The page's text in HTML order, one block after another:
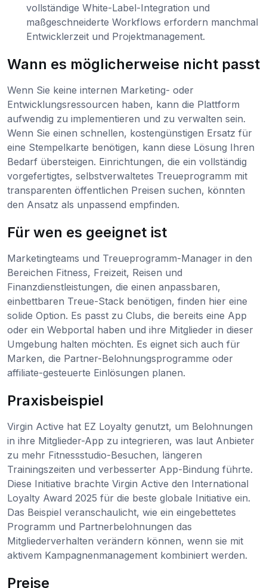
vollständige White-Label-Integration und
maßgeschneiderte Workflows erfordern manchmal
Entwicklerzeit und Projektmanagement.
Wann es möglicherweise nicht passt
Wenn Sie keine internen Marketing- oder
Entwicklungsressourcen haben, kann die Plattform
aufwendig zu implementieren und zu verwalten sein.
Wenn Sie einen schnellen, kostengünstigen Ersatz für
eine Stempelkarte benötigen, kann diese Lösung Ihren
Bedarf übersteigen. Einrichtungen, die ein vollständig
vorgefertigtes, selbstverwaltetes Treueprogramm mit
transparenten öffentlichen Preisen suchen, könnten
den Ansatz als unpassend empfinden.
Für wen es geeignet ist
Marketingteams und Treueprogramm-Manager in den
Bereichen Fitness, Freizeit, Reisen und
Finanzdienstleistungen, die einen anpassbaren,
einbettbaren Treue-Stack benötigen, finden hier eine
solide Option. Es passt zu Clubs, die bereits eine App
oder ein Webportal haben und ihre Mitglieder in dieser
Umgebung halten möchten. Es eignet sich auch für
Marken, die Partner-Belohnungsprogramme oder
affiliate-gesteuerte Einlösungen planen.
Praxisbeispiel
Virgin Active hat EZ Loyalty genutzt, um Belohnungen
in ihre Mitglieder-App zu integrieren, was laut Anbieter
zu mehr Fitnessstudio-Besuchen, längeren
Trainingszeiten und verbesserter App-Bindung führte.
Diese Initiative brachte Virgin Active den International
Loyalty Award 2025 für die beste globale Initiative ein.
Das Beispiel veranschaulicht, wie ein eingebettetes
Programm und Partnerbelohnungen das
Mitgliederverhalten verändern können, wenn sie mit
aktivem Kampagnenmanagement kombiniert werden.
Preise